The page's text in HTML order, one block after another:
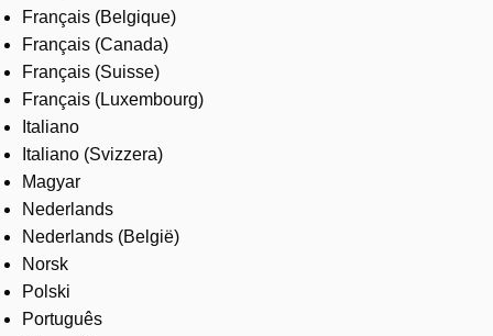
Français (Belgique)
Français (Canada)
Français (Suisse)
Français (Luxembourg)
Italiano
Italiano (Svizzera)
Magyar
Nederlands
Nederlands (België)
Norsk
Polski
Português